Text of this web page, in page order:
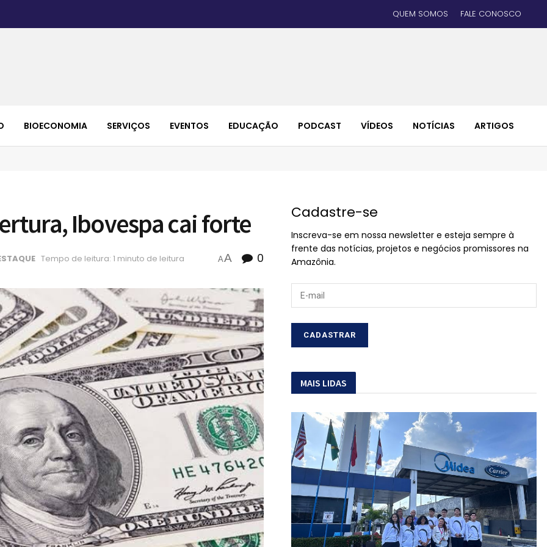
QUEM SOMOS FALE CONOSCO
BIOECONOMIA SERVIÇOS EVENTOS EDUCAÇÃO PODCAST VÍDEOS NOTÍCIAS ARTIGOS
Ibovespa cai forte
Tempo de leitura: 1 minuto de leitura AA 0
Cadastre-se
Inscreva-se em nossa newsletter e esteja sempre à
frente das notícias, projetos e negócios promissores na
Amazônia.
MAIS LIDAS